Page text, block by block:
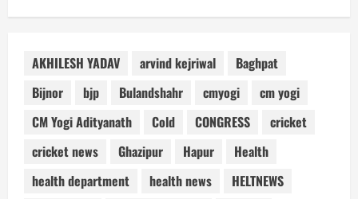
AKHILESH YADAV arvind kejriwal
Baghpat
Bijnor
bjp Bulandshahr cmyogi
cm yogi
CM Yogi Adityanath
Cold CONGRESS
cricket
cricket news
Ghazipur Hapur
Health
health department
health news
HELTNEWS